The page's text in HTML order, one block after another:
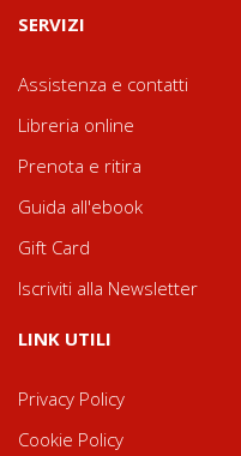
SERVIZI
Assistenza e contatti
Libreria online
Prenota e ritira
Guida all'ebook
Gift Card
Iscriviti alla Newsletter
LINK UTILI
Privacy Policy
Cookie Policy